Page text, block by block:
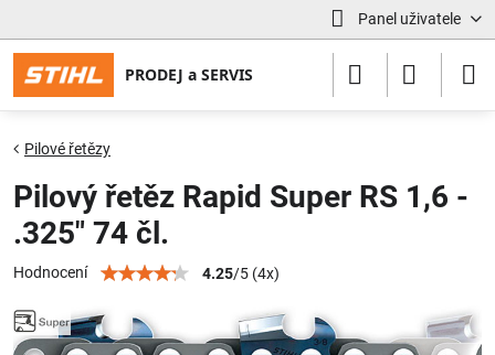
Panel uživatele
Pilové řetězy
Pilový řetěz Rapid Super RS 1,6 -
.325" 74 čl.
Hodnocení 4.25/5 (4x)